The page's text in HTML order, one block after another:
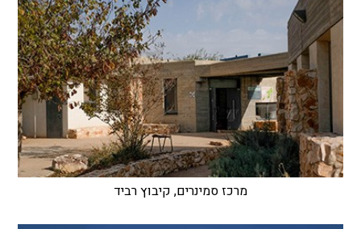
מרכז סמינרים, קיבוץ רביד